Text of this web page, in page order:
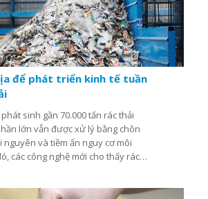
để phát triển kinh tế tuần
sinh gần 70.000 tấn rác thải
lớn vẫn được xử lý bằng chôn
nguyên và tiềm ẩn nguy cơ môi
các công nghệ mới cho thấy rác